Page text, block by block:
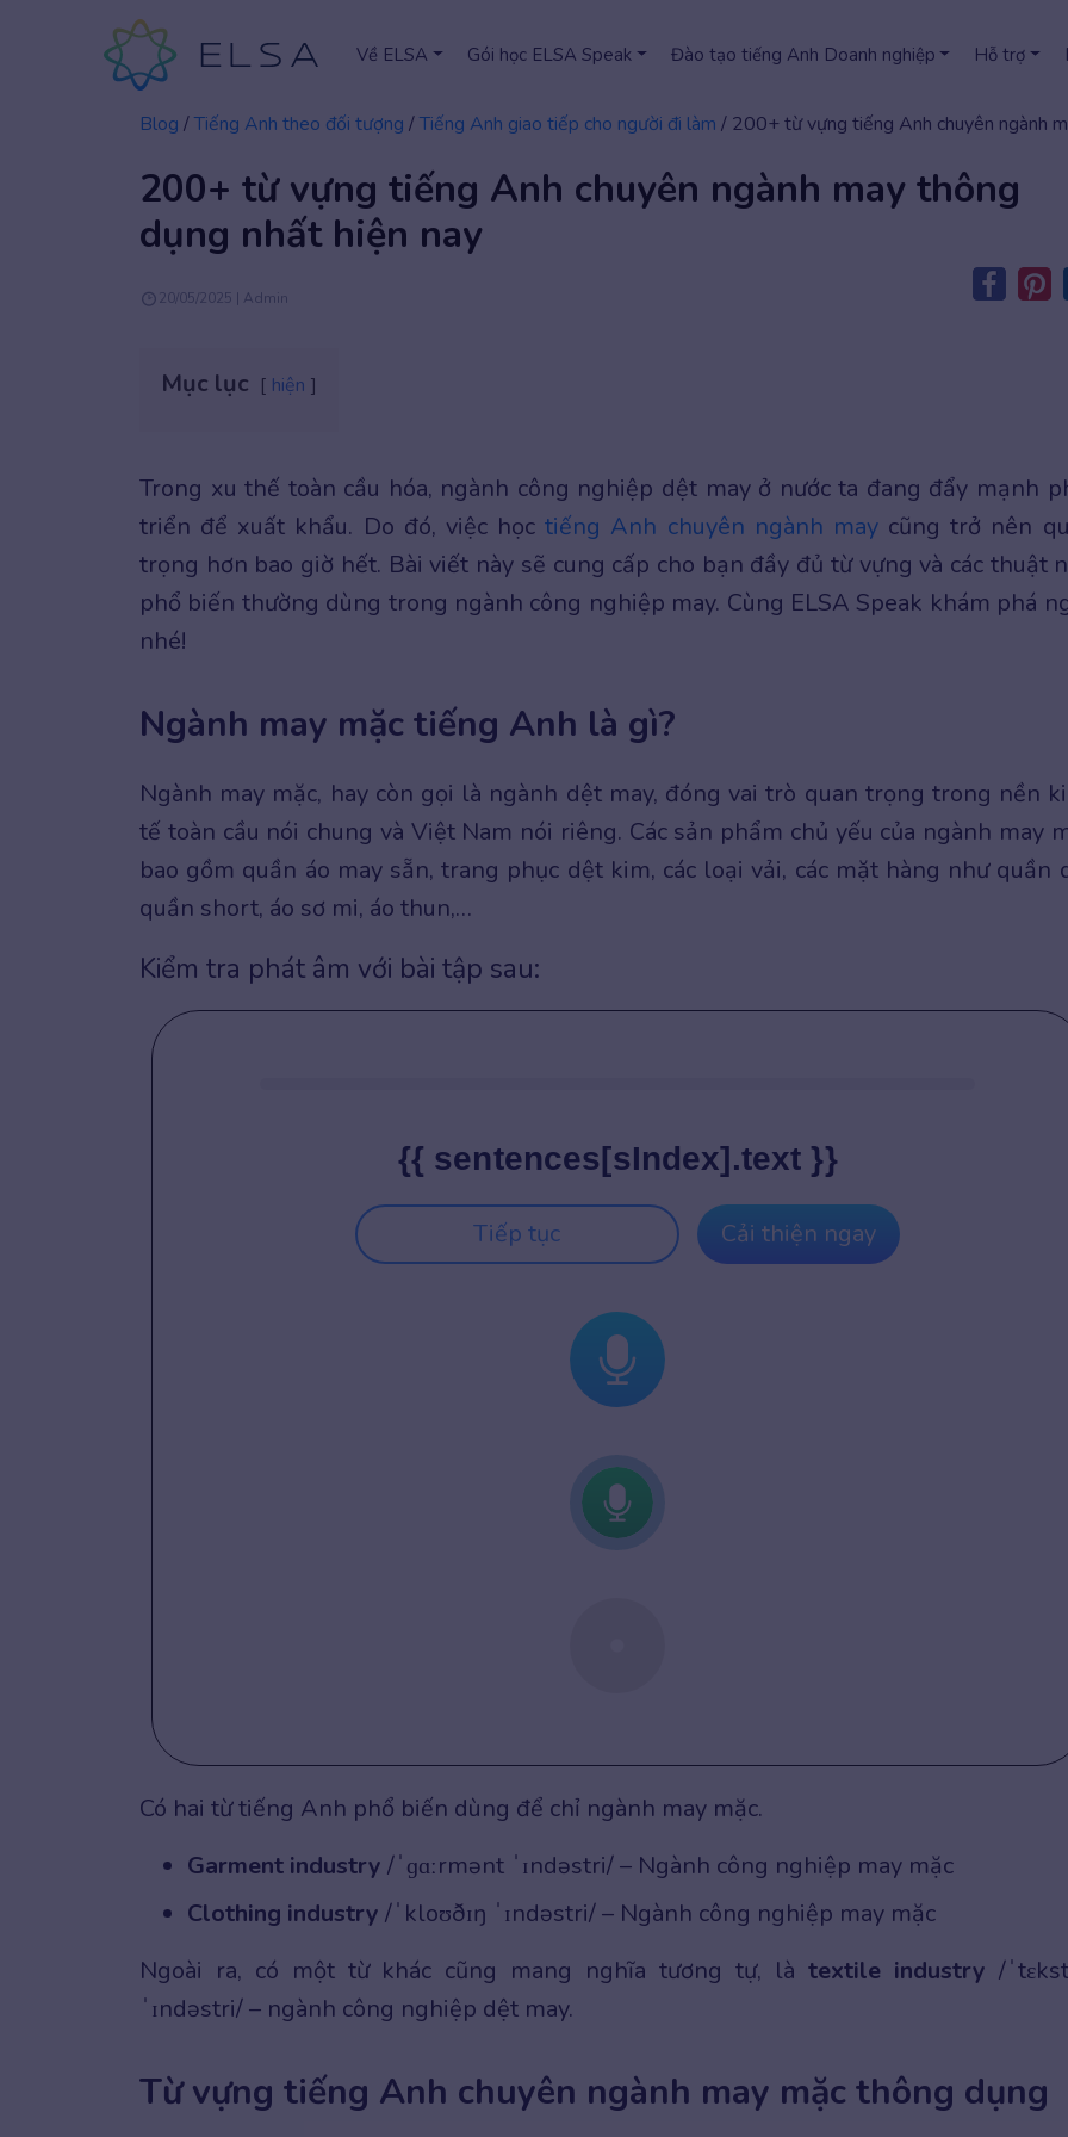
Về ELSA Gói học ELSA Speak Đào tạo tiếng Anh Doanh nghiệp Hỗ trợ
Blog /Tiếng Anh theo đối tượng /Tiếng Anh giao tiếp cho người đi làm / 200+ từ vựng tiếng Anh chuyên ngành
200+ từ vựng tiếng Anh chuyên ngành may thông
dụng nhất hiện nay
20/05/2025 | Admin
Mục lục hiện
Trong xu thế toàn cầu hóa, ngành công nghiệp dệt may ở nước ta đang đẩy mạnh
triển để xuất khẩu. Do đó, việc họctiếng Anh chuyên ngành maycũng trở nên
trọng hơn bao giờ hết. Bài viết này sẽ cung cấp cho bạn đầy đủ từ vựng và các thuật
phổ biến thường dùng trong ngành công nghiệp may. Cùng ELSA Speak khám phá
nhé!
Ngành may mặc tiếng Anh là gì?
Ngành may mặc, hay còn gọi là ngành dệt may, đóng vai trò quan trọng trong nền
tế toàn cầu nói chung và Việt Nam nói riêng. Các sản phẩm chủ yếu của ngành may
bao gồm quần áo may sẵn, trang phục dệt kim, các loại vải, các mặt hàng như quần
quần short, áo sơ mi, áo thun,…
Kiểm tra phát âm với bài tập sau:
{{ sentences[sIndex].text }}
Tiếp tục Cải thiện ngay
Có hai từ tiếng Anh phổ biến dùng để chỉ ngành may mặc.
Garment industry /ˈɡɑːrmənt ˈɪndəstri/ – Ngành công nghiệp may mặc
Clothing industry /ˈkloʊðɪŋ ˈɪndəstri/ – Ngành công nghiệp may mặc
Ngoài ra, có một từ khác cũng mang nghĩa tương tự, là textile industry /
ˈɪndəstri/ – ngành công nghiệp dệt may.
Từ vựng tiếng Anh chuyên ngành may mặc thông dụng